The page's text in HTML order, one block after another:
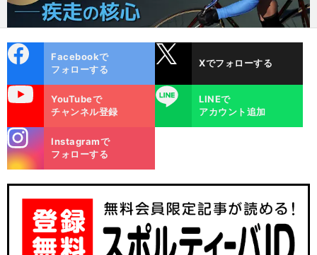
ok
Facebookで
フォローする
Xでフォローする
YouTubeで
チャンネル登録
LINE
LINEで
アカウント追加
m
Instagramで
フォローする